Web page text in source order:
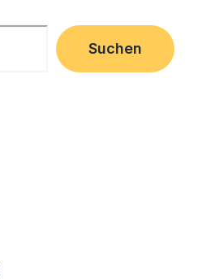
Suchen